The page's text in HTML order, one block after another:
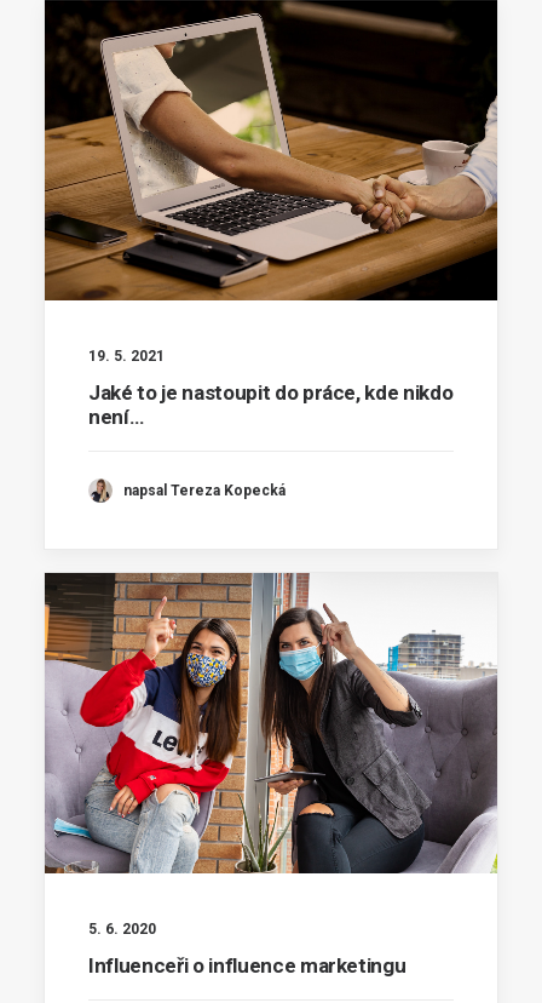
19. 5. 2021
Jaké to je nastoupit do práce, kde nikdo
není…
napsal Tereza Kopecká
5. 6. 2020
Influenceři o influence marketingu